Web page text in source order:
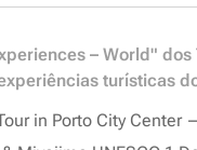
– World"
turísticas
in Porto City Center